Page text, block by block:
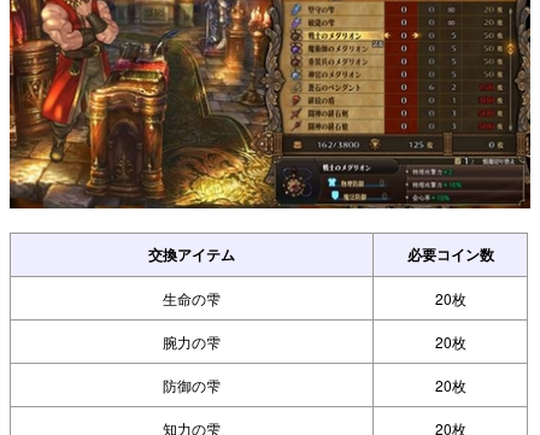
交換アイテム 必要コイン数
生命の雫 20枚
腕力の雫 20枚
防御の雫 20枚
知力の雫 20枚